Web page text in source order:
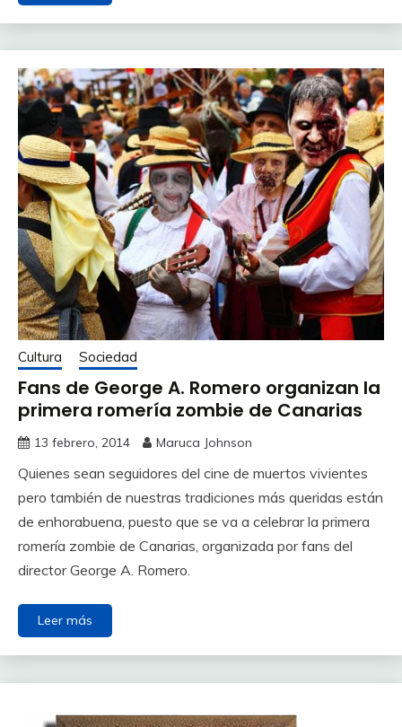
Cultura Sociedad
Fans de George A. Romero organizan la
primera romería zombie de Canarias
13 febrero, 2014 Maruca Johnson
Quienes sean seguidores del cine de muertos vivientes
pero también de nuestras tradiciones más queridas están
de enhorabuena, puesto que se va a celebrar la primera
romería zombie de Canarias, organizada por fans del
director George A. Romero.
Leer más